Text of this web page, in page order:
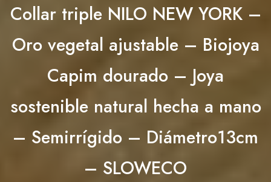
Collar triple NILO NEW YORK –
Oro vegetal ajustable – Biojoya
Capim dourado – Joya
sostenible natural hecha a mano
– Semirrígido – Diámetro13cm
– SLOWECO